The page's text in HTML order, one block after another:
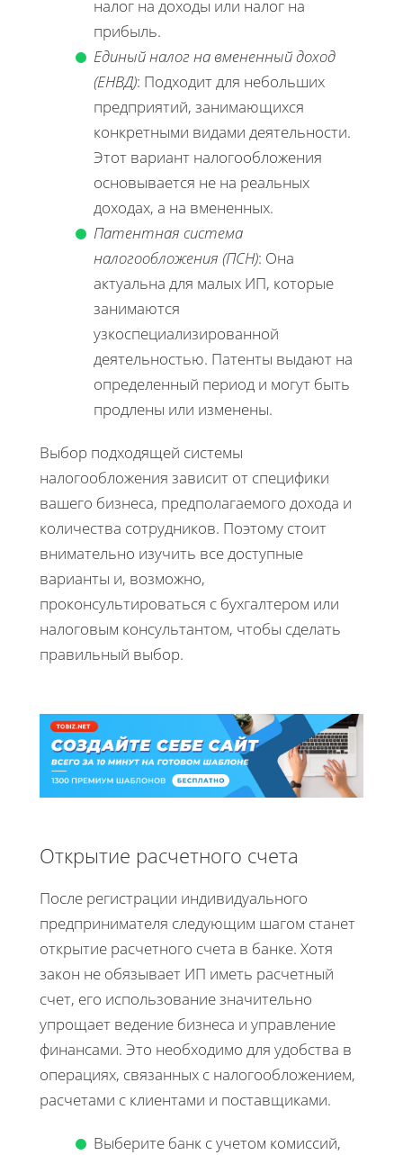
налог на доходы или налог на
прибыль.
Единый налог на вмененный доход
(ЕНВД): Подходит для небольших
предприятий, занимающихся
конкретными видами деятельности.
Этот вариант налогообложения
основывается не на реальных
доходах, а на вмененных.
Патентная система
налогообложения (ПСН): Она
актуальна для малых ИП, которые
занимаются
узкоспециализированной
деятельностью. Патенты выдают на
определенный период и могут быть
продлены или изменены.
Выбор подходящей системы
налогообложения зависит от специфики
вашего бизнеса, предполагаемого дохода и
количества сотрудников. Поэтому стоит
внимательно изучить все доступные
варианты и, возможно,
проконсультироваться с бухгалтером или
налоговым консультантом, чтобы сделать
правильный выбор.
Открытие расчетного счета
После регистрации индивидуального
предпринимателя следующим шагом станет
открытие расчетного счета в банке. Хотя
закон не обязывает ИП иметь расчетный
счет, его использование значительно
упрощает ведение бизнеса и управление
финансами. Это необходимо для удобства в
операциях, связанных с налогообложением,
расчетами с клиентами и поставщиками.
Выберите банк с учетом комиссий,